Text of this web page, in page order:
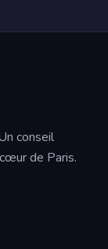
conseil
de Paris.